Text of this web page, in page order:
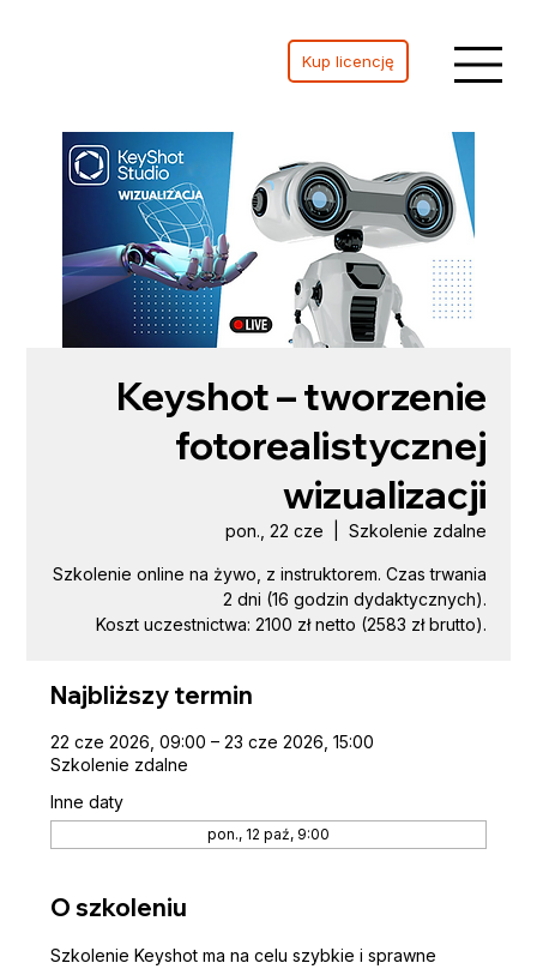
Kup licencję
Keyshot – tworzenie
fotorealistycznej
wizualizacji
pon., 22 cze Szkolenie zdalne
Szkolenie online na żywo, z instruktorem. Czas trwania
2 dni (16 godzin dydaktycznych).
Koszt uczestnictwa: 2100 zł netto (2583 zł brutto).
Najbliższy termin
22 cze 2026, 09:00 – 23 cze 2026, 15:00
Szkolenie zdalne
Inne daty
pon., 12 paź, 9:00
O szkoleniu
Szkolenie Keyshot ma na celu szybkie i sprawne